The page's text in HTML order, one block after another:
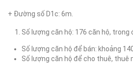
+ Đường số D1c: 6m.
Số lượng căn hộ: 176 căn hộ, trong
Số lượng căn hộ để bán: khoảng
Số lượng căn hộ để cho thuê, thuê